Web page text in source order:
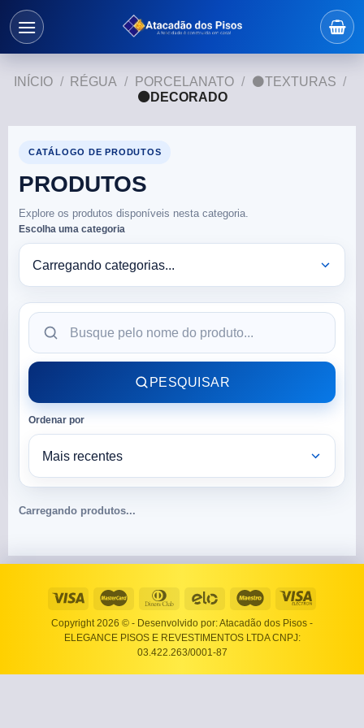
INÍCIO / RÉGUA / PORCELANATO / ⚫TEXTURAS /
⚫DECORADO
CATÁLOGO DE PRODUTOS
PRODUTOS
Explore os produtos disponíveis nesta categoria.
Escolha uma categoria
PESQUISAR
Ordenar por
Carregando produtos...
Copyright 2026 © - Desenvolvido por: Atacadão dos Pisos -
ELEGANCE PISOS E REVESTIMENTOS LTDA CNPJ:
03.422.263/0001-87